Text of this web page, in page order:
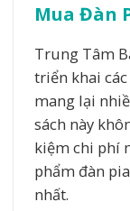
Mua Đàn
Trung Tâm
triển khai
mang lại
sách này
kiệm chi phí
phẩm đàn
nhất.